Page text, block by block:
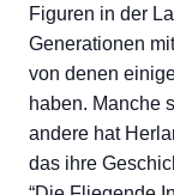
Figuren in der
Generationen
von denen
haben. Manche
andere hat
das ihre